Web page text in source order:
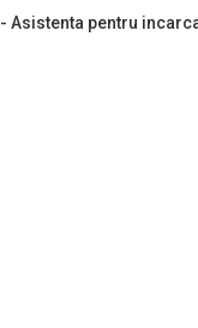
- Asistenta pentru